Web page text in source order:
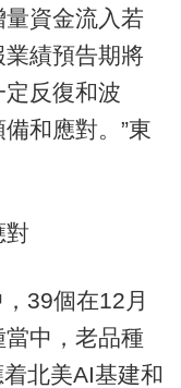
資金流入若
績預告期將
反復和波
和應對。”東
39個在12月
中，老品種
北美AI基建和